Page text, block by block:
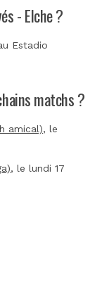
- Elche ?
Estadio
matchs ?
amical), le
, le lundi 17